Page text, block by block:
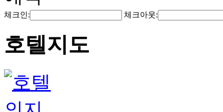
체크인: 체크아웃:
호텔지도